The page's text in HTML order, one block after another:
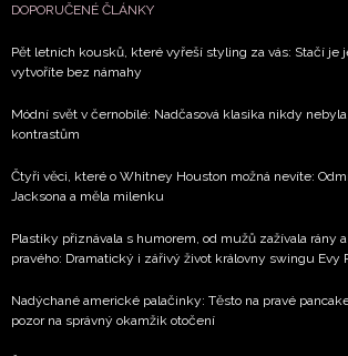
DOPORUČENÉ ČLÁNKY
Pět letních kousků, které vyřeší styling za vás: Stačí je
vytvoříte bez námahy
Módní svět v černobílé: Nadčasová klasika nikdy
kontrastům
Čtyři věci, které o Whitney Houston možná nevíte:
Jacksona a měla milenku
Plastiky přiznávala s humorem, od mužů zažívala rány
pravého: Dramatický i zářivý život královny swingu Evy
Nadýchané americké palačinky: Těsto na pravé
pozor na správný okamžik otočení